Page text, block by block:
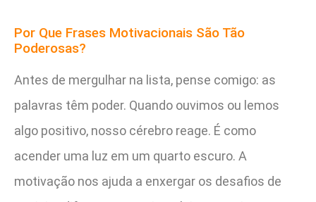
Por Que Frases Motivacionais São Tão
Poderosas?
Antes de mergulhar na lista, pense comigo: as
palavras têm poder. Quando ouvimos ou lemos
algo positivo, nosso cérebro reage. É como
acender uma luz em um quarto escuro. A
motivação nos ajuda a enxergar os desafios de